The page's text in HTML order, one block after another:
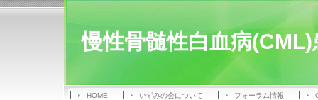
慢性骨髄性白血病
HOME いずみの会について フォーラム情報